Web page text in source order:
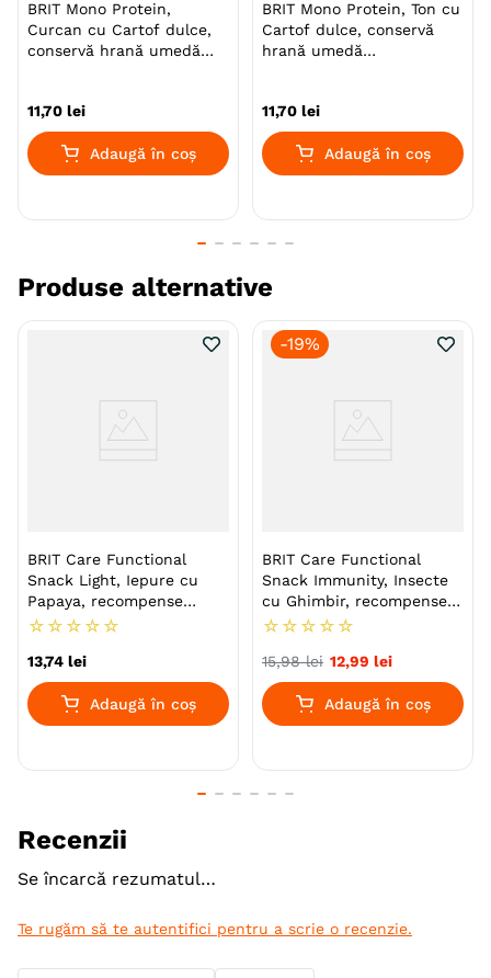
Ajută la menținerea câinilor activi într-o condiție
potrivită.
Fără cereale și fără cartofi.
Extractul de pepene galben cantalup este o
sursă de antioxidanți.
L-carnitină și taurină pentru a menține câinii
menține câinii activi și în condiție potrivită.
Specie Caini
Talie Toy (XS) Mica (S)
Adult
Tip formula
BRIT Mono Protein,
Curcan cu Cartof dulce,
conservă hrană umedă
11,70 lei
Adaugă în coș
BRIT Mono Protein, Ton cu
Cartof dulce, conservă
hrană umedă
11,70 lei
Adaugă în coș
Produse alternative
BRIT Care Functional
Snack Light, Iepure cu
Papaya, recompense
funționale fără cereale
greutății, 150g
☆ ☆ ☆ ☆ ☆
13,74 lei
Adaugă în coș
-19%
BRIT Care Functional
Snack Immunity, Insecte
cu Ghimbir, recompense
funționale fără cereale
☆ ☆ ☆ ☆ ☆
15,98 lei 12,99 lei
Adaugă în coș
Recenzii
Se încarcă rezumatul…
Te rugăm să te autentifici pentru a scrie o recenzie.